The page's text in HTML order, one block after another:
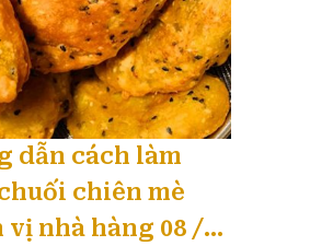
dẫn cách làm
chiên mè
vị nhà hàng 08 /